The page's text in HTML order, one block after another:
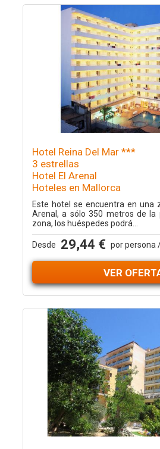
Hotel Reina Del Mar ***
3 estrellas
Hotel El Arenal
Hoteles en Mallorca
Este hotel se encuentra en una
Arenal, a sólo 350 metros de la
zona, los huéspedes podrá...
Desde 29,44 € por persona
VER